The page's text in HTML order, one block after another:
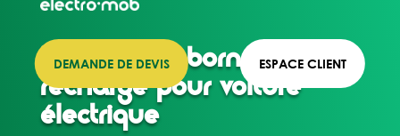
DEMANDE DE DEVIS ESPACE CLIENT
Installateur borne de
recharge pour voiture
électrique